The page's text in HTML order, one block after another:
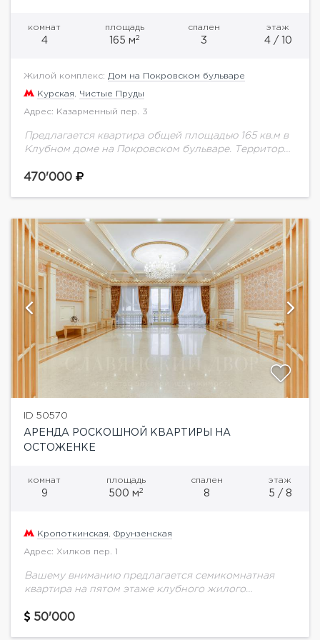
комнат
4
площадь
165 м2
спален
3
этаж
4 / 10
Жилой комплекс: Дом на Покровском бульваре
Курская Чистые Пруды
Адрес: Казарменный пер. 3
Предлагается квартира общей площадью 165 кв.м в
Клубном доме на Покровском бульваре. Территория
квартире выполнен дорогостоящий ремонт по
470'000
ID 50570
АРЕНДА РОСКОШНОЙ КВАРТИРЫ НА
ОСТОЖЕНКЕ
комнат
9
площадь
500 м2
спален
8
этаж
5 / 8
Кропоткинская Фрунзенская
Адрес: Хилков пер. 1
Вашему вниманию предлагается семикомнатная
квартира на пятом этаже клубного жилого
м.кв.Планировка включает три спальни, четыре
50'000